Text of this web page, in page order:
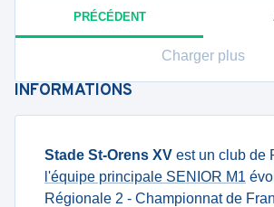
PRÉCÉDENT
Charger plus
INFORMATIONS
Stade St-Orens XV est un club de
l'équipe principale SENIOR M1
Régionale 2 - Championnat de